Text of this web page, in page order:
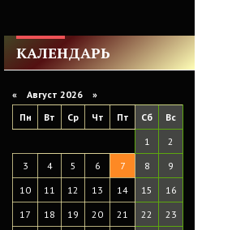
КАЛЕНДАРЬ
« Август 2026 »
Пн
Вт Ср Чт Пт Сб
Вс
1
2
3
4 5 6 7 8
9
10
11 12 13 14 15
16
17
18 19 20 21 22
23